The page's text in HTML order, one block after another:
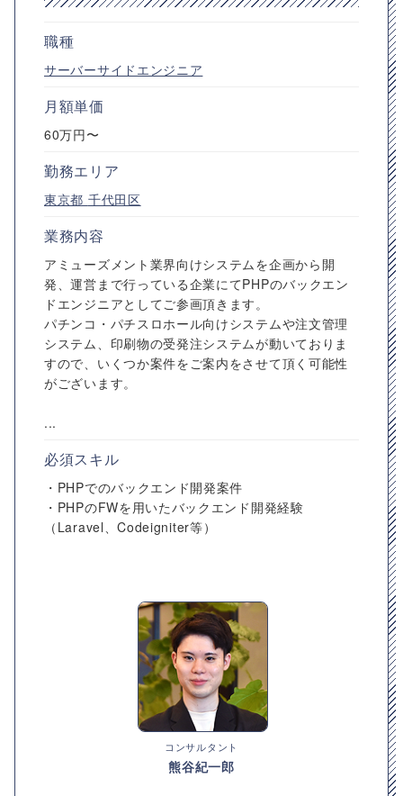
職種
サーバーサイドエンジニア
月額単価
60万円〜
勤務エリア
東京都 千代田区
業務内容
アミューズメント業界向けシステムを企画から開
発、運営まで行っている企業にてPHPのバックエン
ドエンジニアとしてご参画頂きます。
パチンコ・パチスロホール向けシステムや注文管理
システム、印刷物の受発注システムが動いておりま
すので、いくつか案件をご案内をさせて頂く可能性
がございます。
...
必須スキル
・PHPでのバックエンド開発案件
・PHPのFWを用いたバックエンド開発経験
（Laravel、Codeigniter等）
コンサルタント
熊谷紀一郎